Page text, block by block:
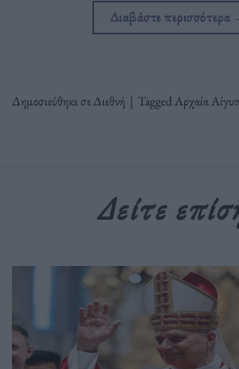
Διαβάστε περισσότερα
Δημοσιεύθηκε σεΔιεθνή | TaggedΑρχαία
Δείτε